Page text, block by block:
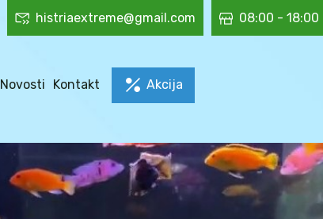
histriaextreme@gmail.com 08:00 - 18:00
Novosti Kontakt Akcija